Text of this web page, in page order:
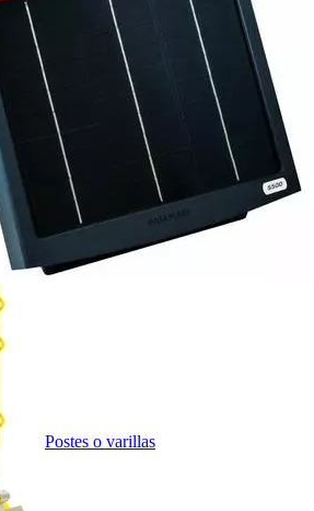
Postes o varillas